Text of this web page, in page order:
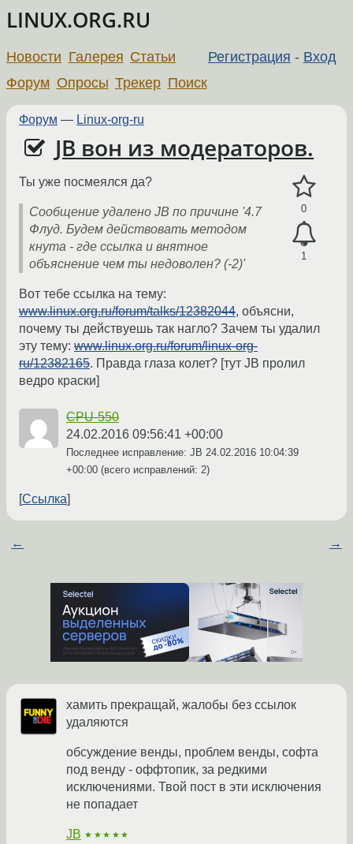
LINUX.ORG.RU
Регистрация - Вход
Новости Галерея Статьи
Форум Опросы Трекер Поиск
Форум — Linux-org-ru
JB вон из модераторов.
0
1
Ты уже посмеялся да?
Сообщение удалено JB по причине '4.7
Флуд. Будем действовать методом
кнута - где ссылка и внятное
объяснение чем ты недоволен? (-2)'
Вот тебе ссылка на тему:
www.linux.org.ru/forum/talks/12382044, объясни,
почему ты действуешь так нагло? Зачем ты удалил
эту тему: www.linux.org.ru/forum/linux-org-
ru/12382165. Правда глаза колет? [тут JB пролил
ведро краски]
CPU-550
24.02.2016 09:56:41 +00:00
Последнее исправление: JB 24.02.2016 10:04:39
+00:00 (всего исправлений: 2)
Ссылка
← →
хамить прекращай, жалобы без ссылок
удаляются
обсуждение венды, проблем венды, софта
под венду - оффтопик, за редкими
исключениями. Твой пост в эти исключения
не попадает
JB ★★★★★